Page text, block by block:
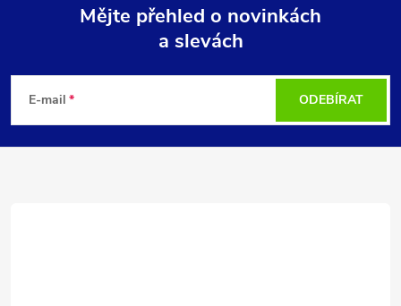
p
Mějte přehled o novinkách
a slevách
E-mail ODEBÍRAT